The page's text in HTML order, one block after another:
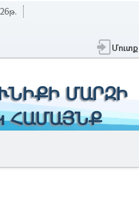
Մուտք
ՄԱՐԶԻ
ՀԱՄԱՅՆՔ